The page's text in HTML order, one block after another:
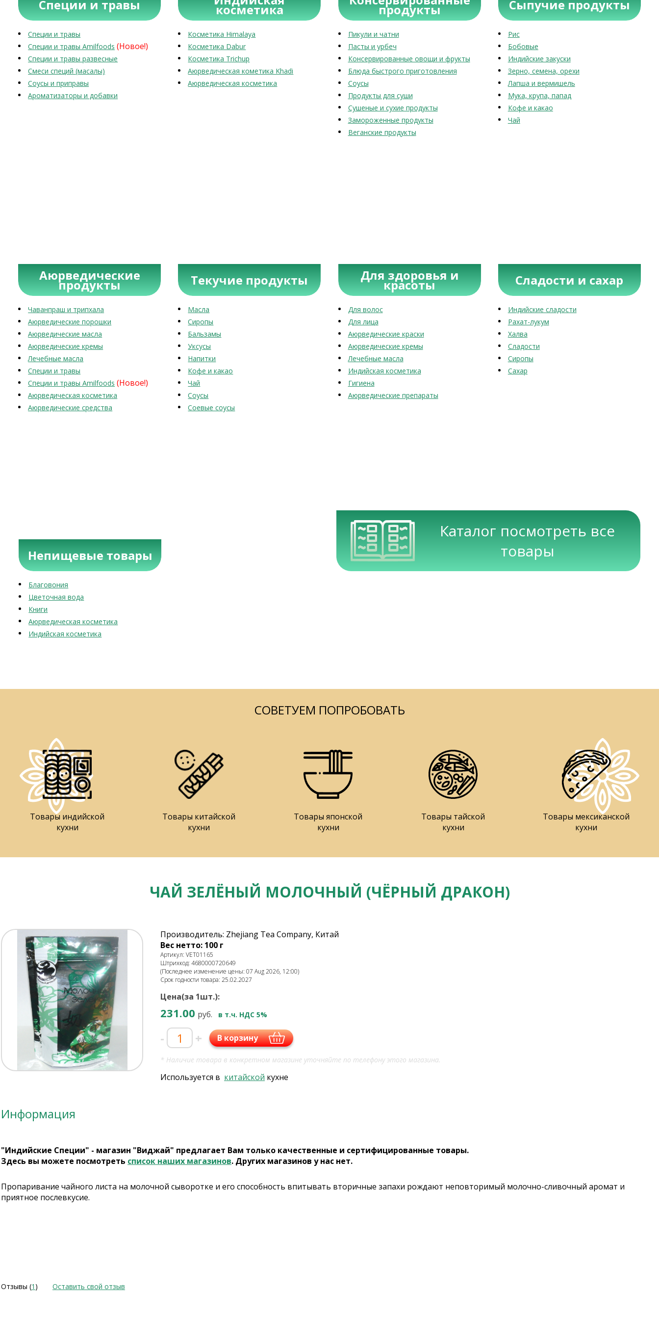
Специи и травы
Специи и травы
Специи и травы Amilfoods (Новое!)
Специи и травы развесные
Смеси специй (масалы)
Соусы и приправы
Ароматизаторы и добавки
косметика
Косметика Himalaya
Косметика Dabur
Косметика Trichup
Аюрведическая кометика Khadi
Аюрведическая косметика
продукты
Пикули и чатни
Пасты и урбеч
Консервированные овощи и фрукты
Блюда быстрого приготовления
Соусы
Продукты для суши
Сушеные и сухие продукты
Замороженные продукты
Веганские продукты
Сыпучие продукты
Рис
Бобовые
Индийские закуски
Зерно, семена, орехи
Лапша и вермишель
Мука, крупа, папад
Кофе и какао
Чай
Аюрведические
продукты
Чаванпраш и трипхала
Аюрведические порошки
Аюрведические масла
Аюрведические кремы
Лечебные масла
Специи и травы
Специи и травы Amilfoods (Новое!)
Аюрведическая косметика
Аюрведические средства
Текучие продукты
Масла
Сиропы
Бальзамы
Уксусы
Напитки
Кофе и какао
Чай
Соусы
Соевые соусы
Для здоровья и
красоты
Для волос
Для лица
Аюрведические краски
Аюрведические кремы
Лечебные масла
Индийская косметика
Гигиена
Аюрведические препараты
Сладости и сахар
Индийские сладости
Рахат-лукум
Халва
Сладости
Сиропы
Сахар
Непищевые товары
Благовония
Цветочная вода
Книги
Аюрведическая косметика
Индийская косметика
Каталог посмотреть все
товары
СОВЕТУЕМ ПОПРОБОВАТЬ
Товары индийской
кухни
Товары китайской
кухни
Товары японской
кухни
Товары тайской
кухни
Товары мексиканской
кухни
ЧАЙ ЗЕЛЁНЫЙ МОЛОЧНЫЙ (ЧЁРНЫЙ ДРАКОН)
Производитель: Zhejiang Tea Company, Китай
Вес нетто: 100 г
Артикул: VET01165
Штрихкод: 4680000720649
(Последнее изменение цены: 07 Aug 2026, 12:00)
Срок годности товара: 25.02.2027
Цена(за 1шт.):
231.00 руб. в т.ч. НДС 5%
- + В корзину
* Наличие товара в конкретном магазине уточняйте по телефону этого магазина.
Используется в китайской кухне
Информация
"Индийские Специи" - магазин "Виджай" предлагает Вам только качественные и сертифицированные товары.
Здесь вы можете посмотреть список наших магазинов. Других магазинов у нас нет.
Пропаривание чайного листа на молочной сыворотке и его способность впитывать вторичные запахи рождают неповторимый молочно-сливочный аромат и
приятное послевкусие.
Отзывы (1 ) Оставить свой отзыв